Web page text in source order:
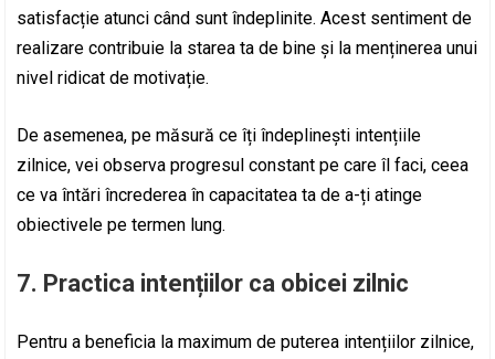
satisfacție atunci când sunt îndeplinite. Acest sentiment de
realizare contribuie la starea ta de bine și la menținerea unui
nivel ridicat de motivație.
De asemenea, pe măsură ce îți îndeplinești intențiile
zilnice, vei observa progresul constant pe care îl faci, ceea
ce va întări încrederea în capacitatea ta de a-ți atinge
obiectivele pe termen lung.
7. Practica intențiilor ca obicei zilnic
Pentru a beneficia la maximum de puterea intențiilor zilnice,